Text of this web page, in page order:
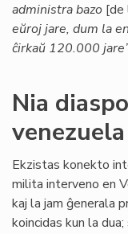
administra bazo [de
eŭroj jare, dum la
ĉirkaŭ 120.000
Nia
Ekzistas konekto
milita interveno en
kaj la jam ĝenerala
koincidas kun la